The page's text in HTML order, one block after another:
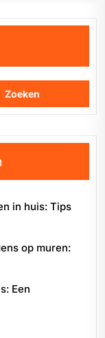
Zoeken
in huis: Tips
op muren:
Een